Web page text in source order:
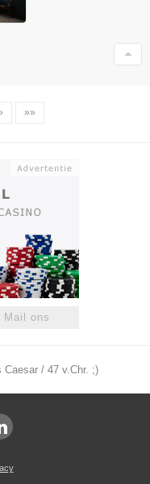
»»
Mail ons
/ 47 v.Chr. ;)